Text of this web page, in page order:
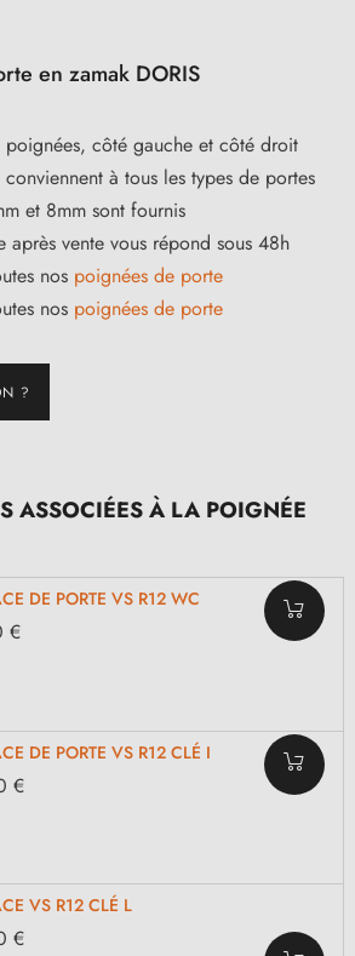
en zamak DORIS
poignées, côté gauche et côté droit
conviennent à tous les types de portes
et 8mm sont fournis
après vente vous répond sous 48h
nos poignées de porte
nos poignées de porte
?
ASSOCIÉES À LA POIGNÉE
DE PORTE VS R12 WC
€
DE PORTE VS R12 CLÉ I
€
VS R12 CLÉ L
€